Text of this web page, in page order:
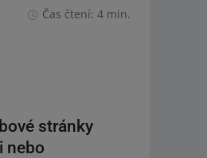
Čas čtení: 4 min.
stránky
nebo